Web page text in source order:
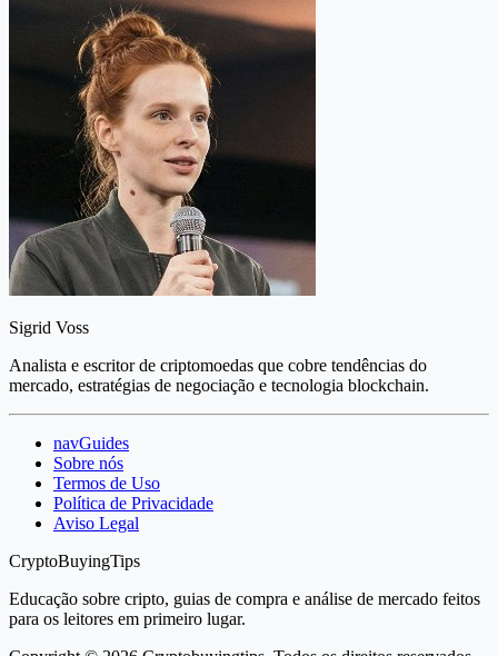
Sigrid Voss
Analista e escritor de criptomoedas que cobre tendências do
mercado, estratégias de negociação e tecnologia blockchain.
navGuides
Sobre nós
Termos de Uso
Política de Privacidade
Aviso Legal
CryptoBuyingTips
Educação sobre cripto, guias de compra e análise de mercado feitos
para os leitores em primeiro lugar.